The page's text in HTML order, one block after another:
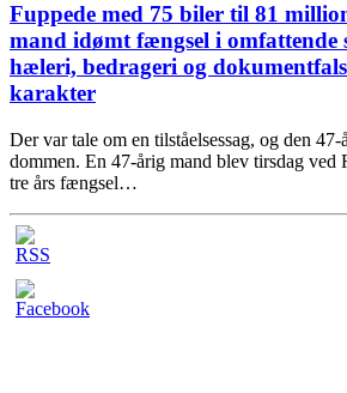
Fuppede med 75 biler til 81
mand idømt fængsel i omfattende
hæleri, bedrageri og
karakter
Der var tale om en tilståelsessag, og den
dommen. En 47-årig mand blev tirsdag ved
tre års fængsel…